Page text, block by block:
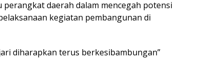
daerah dalam mencegah potensi
kegiatan pembangunan di
diharapkan terus berkesibambungan”